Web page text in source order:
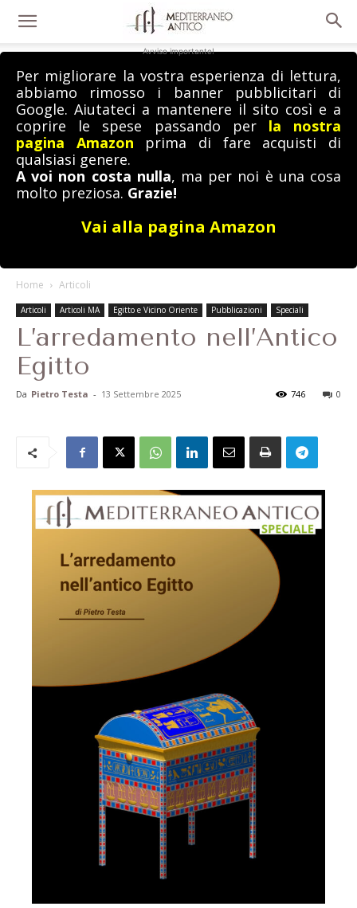
Avviso importante!
Per migliorare la vostra esperienza di lettura,
abbiamo rimosso i banner pubblicitari di
Google. Aiutateci a mantenere il sito così e a
coprire le spese passando per la nostra
pagina Amazon prima di fare acquisti di
qualsiasi genere.
A voi non costa nulla, ma per noi è una cosa
molto preziosa. Grazie!
Vai alla pagina Amazon
Home Articoli
Articoli Articoli MA Egitto e Vicino Oriente Pubblicazioni Speciali
L’arredamento nell’Antico
Egitto
Da Pietro Testa - 13 Settembre 2025 0
746